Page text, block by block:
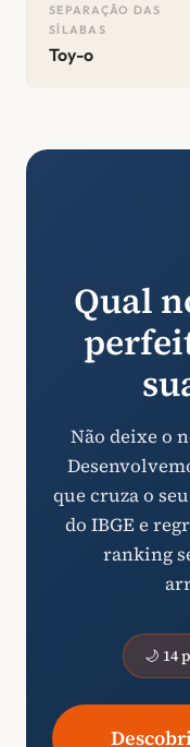
SEPARAÇÃO DAS
SÍLABAS
Toy-o
Qual
Não deixe o
que cruza o
do IBGE e
ranking
🌙 14